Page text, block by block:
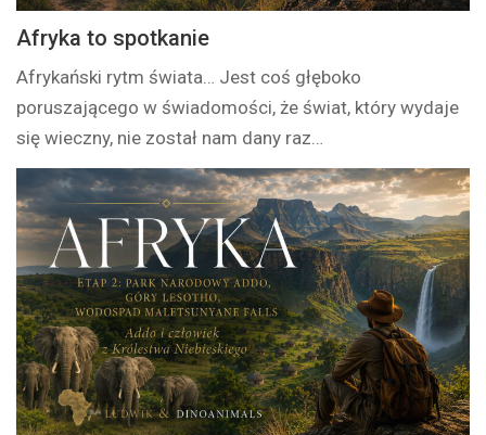
Afryka to spotkanie
Afrykański rytm świata… Jest coś głęboko
poruszającego w świadomości, że świat, który wydaje
się wieczny, nie został nam dany raz…